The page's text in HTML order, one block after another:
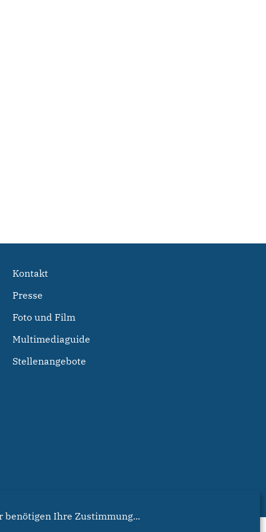
Kontakt
Presse
Foto und Film
Multimediaguide
Stellenangebote
benötigen Ihre Zustimmung...